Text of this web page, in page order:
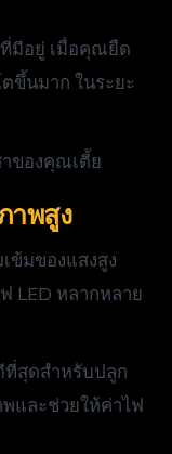
มีอยู่ เมื่อคุณยืด
ขึ้นมาก ในระยะ
ของคุณเตี้ย
พสูง
ข้มของแสงสูง
LED หลากหลาย
ที่สุดสำหรับปลูก
และช่วยให้ค่าไฟ